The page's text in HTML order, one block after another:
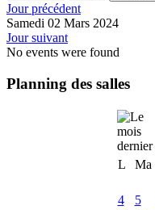
Jour précédent
Samedi 02 Mars 2024
Jour suivant
No events were found
Planning des salles
L
Ma
4
5